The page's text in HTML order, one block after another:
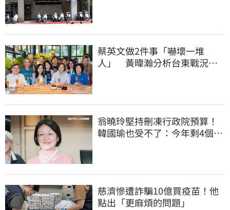
蔡英文做2件事「嚇壞一堆
人」 黃暐瀚分析台東戰況：
翁曉玲堅持刪凍行政院預算！
韓國瑜也受不了：今年剩4個月
慈濟慘遭詐騙10億買疫苗！他
點出「更麻煩的問題」